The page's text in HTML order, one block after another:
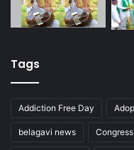
Tags
Addiction Free Day
belagavi news